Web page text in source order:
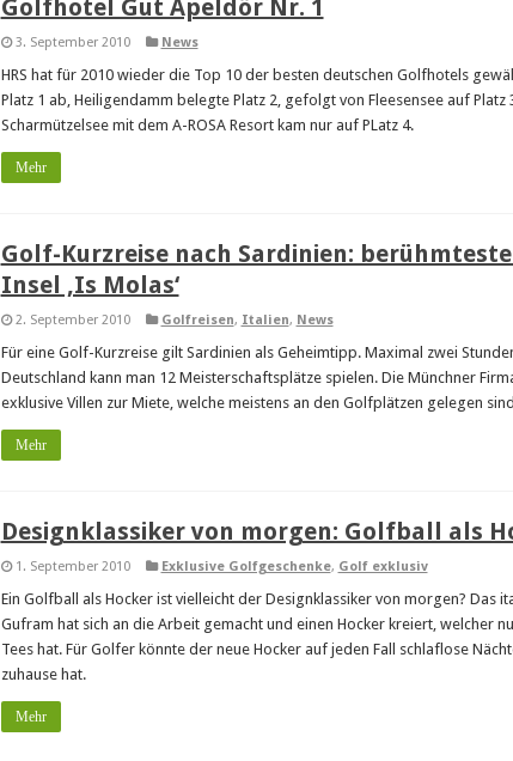
Golfhotel Gut Apeldör Nr. 1
3. September 2010 News
HRS hat für 2010 wieder die Top 10 der besten deutschen Golfhotels
Platz 1 ab, Heiligendamm belegte Platz 2, gefolgt von Fleesensee auf
Scharmützelsee mit dem A-ROSA Resort kam nur auf PLatz 4.
Mehr
Golf-Kurzreise nach Sardinien:
Insel ‚Is Molas‘
2. September 2010 Golfreisen, Italien, News
Für eine Golf-Kurzreise gilt Sardinien als Geheimtipp. Maximal zwei
Deutschland kann man 12 Meisterschaftsplätze spielen. Die Münchner
exklusive Villen zur Miete, welche meistens an den Golfplätzen gelegen
Mehr
Designklassiker von morgen: Golfball als
1. September 2010 Exklusive Golfgeschenke, Golf exklusiv
Ein Golfball als Hocker ist vielleicht der Designklassiker von morgen? Das
Gufram hat sich an die Arbeit gemacht und einen Hocker kreiert, welcher
Tees hat. Für Golfer könnte der neue Hocker auf jeden Fall schlaflose
zuhause hat.
Mehr